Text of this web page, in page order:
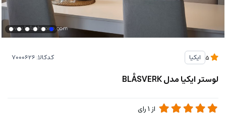
ایکیا کدکالا:
لوستر ایکیا مدل BLÅSVERK
از 1رای